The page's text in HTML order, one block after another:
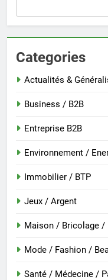
Categories
Actualités &
Business / B2B
Entreprise B2B
Environnement /
Immobilier / BTP
Jeux / Argent
Maison / Bricolage /
Mode / Fashion /
Santé / Médecine /